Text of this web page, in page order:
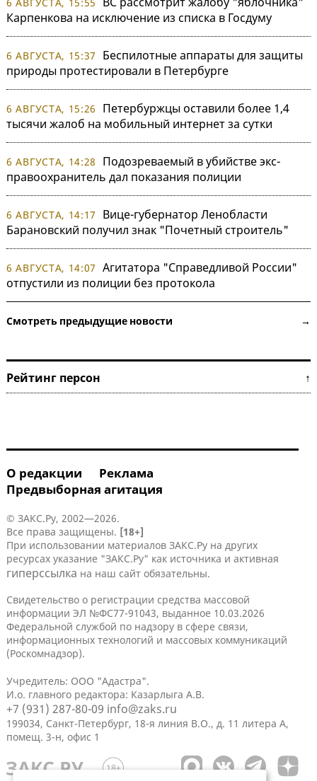
Карпенкова на исключение из списка в Госдуму
6 АВГУСТА, 15:37
Беспилотные аппараты для защиты
природы протестировали в Петербурге
6 АВГУСТА, 15:26
Петербуржцы оставили более 1,4
тысячи жалоб на мобильный интернет за сутки
6 АВГУСТА, 14:28
Подозреваемый в убийстве экс-
правоохранитель дал показания полиции
6 АВГУСТА, 14:17
Вице-губернатор Ленобласти
Барановский получил знак "Почетный строитель"
6 АВГУСТА, 14:07 Агитатора "Справедливой России"
отпустили из полиции без протокола
Смотреть предыдущие новости →
Рейтинг персон ↑
О редакции
Реклама
Предвыборная агитация
© ЗАКС.Ру, 2002—2026.
Все права защищены. [18+]
При использовании материалов ЗАКС.Ру на других
ресурсах указание "ЗАКС.Ру" как источника и активная
гиперссылка на наш сайт обязательны.
Свидетельство о регистрации средства массовой
информации ЭЛ №ФС77-91043, выданное 10.03.2026
Федеральной службой по надзору в сфере связи,
информационных технологий и массовых коммуникаций
(Роскомнадзор).
Учредитель: ООО "Адастра".
И.о. главного редактора: Казарлыга А.В.
+7 (931) 287-80-09 info@zaks.ru
199034, Санкт-Петербург, 18-я линия В.О., д. 11 литера А,
помещ. 3-н, офис 1